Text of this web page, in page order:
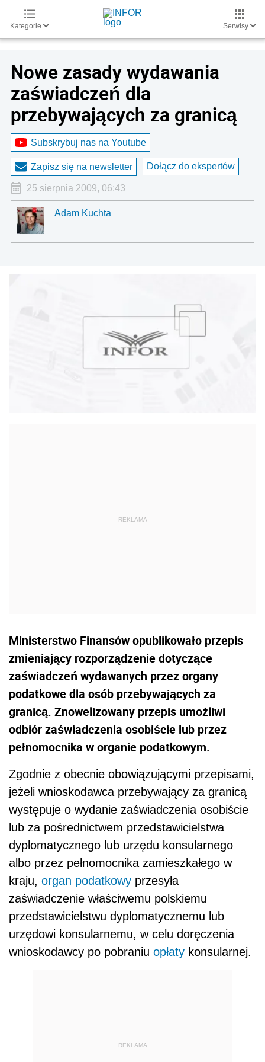
Kategorie Serwisy
Nowe zasady wydawania
zaświadczeń dla
przebywających za granicą
Subskrybuj nas na Youtube
Zapisz się na newsletter Dołącz do ekspertów
25 sierpnia 2009, 06:43
Adam Kuchta
Ministerstwo Finansów opublikowało przepis
zmieniający rozporządzenie dotyczące
zaświadczeń wydawanych przez organy
podatkowe dla osób przebywających za
granicą. Znowelizowany przepis umożliwi
odbiór zaświadczenia osobiście lub przez
pełnomocnika w organie podatkowym.
Zgodnie z obecnie obowiązującymi przepisami,
jeżeli wnioskodawca przebywający za granicą
występuje o wydanie zaświadczenia osobiście
lub za pośrednictwem przedstawicielstwa
dyplomatycznego lub urzędu konsularnego
albo przez pełnomocnika zamieszkałego w
kraju, organ podatkowy przesyła
zaświadczenie właściwemu polskiemu
przedstawicielstwu dyplomatycznemu lub
urzędowi konsularnemu, w celu doręczenia
wnioskodawcy po pobraniu opłaty konsularnej.
REKLAMA